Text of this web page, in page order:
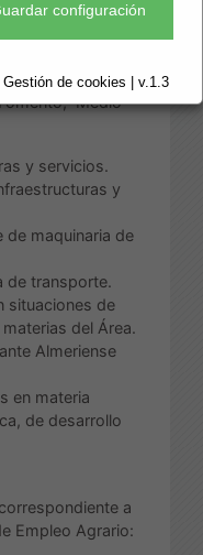
configuración
Gestión de cookies | v.1.3
distribuidas
al
Medio
y servicios.
y
de maquinaria de
de transporte.
situaciones de
del Área.
Almeriense
en materia
de desarrollo
a
Empleo Agrario: